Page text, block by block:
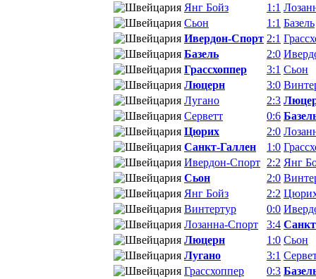
Янг Бойз
1:1
Сьон
1:1 Базель
Ивердон-Спорт 2:1
Базель
2:0
Грассхоппер
3:1 Сьон
Люцерн
3:0
Лугано
2:3
Серветт
0:6
Цюрих
2:0
Санкт-Галлен
1:0
Ивердон-Спорт 2:2 Янг
Сьон
2:0
Янг Бойз
2:2
Винтертур
0:0
Лозанна-Спорт
3:4
Люцерн
1:0 Сьон
Лугано
3:1
Грассхоппер
0:3